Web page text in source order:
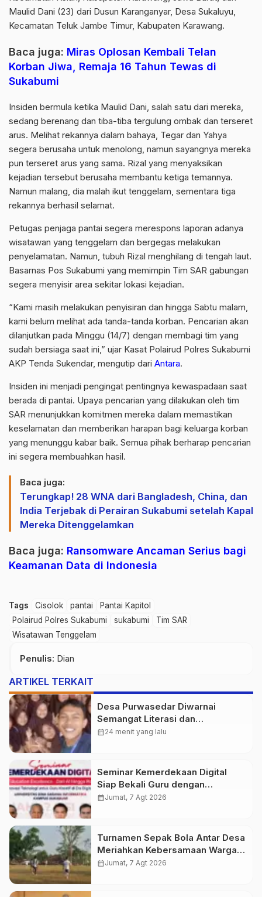
Maulid Dani (23) dari Dusun Karanganyar, Desa Sukaluyu,
Kecamatan Teluk Jambe Timur, Kabupaten Karawang.
Baca juga: Miras Oplosan Kembali Telan
Korban Jiwa, Remaja 16 Tahun Tewas di
Sukabumi
Insiden bermula ketika Maulid Dani, salah satu dari mereka,
sedang berenang dan tiba-tiba tergulung ombak dan terseret
arus. Melihat rekannya dalam bahaya, Tegar dan Yahya
segera berusaha untuk menolong, namun sayangnya mereka
pun terseret arus yang sama. Rizal yang menyaksikan
kejadian tersebut berusaha membantu ketiga temannya.
Namun malang, dia malah ikut tenggelam, sementara tiga
rekannya berhasil selamat.
Petugas penjaga pantai segera merespons laporan adanya
wisatawan yang tenggelam dan bergegas melakukan
penyelamatan. Namun, tubuh Rizal menghilang di tengah laut.
Basarnas Pos Sukabumi yang memimpin Tim SAR gabungan
segera menyisir area sekitar lokasi kejadian.
“Kami masih melakukan penyisiran dan hingga Sabtu malam,
kami belum melihat ada tanda-tanda korban. Pencarian akan
dilanjutkan pada Minggu (14/7) dengan membagi tim yang
sudah bersiaga saat ini,” ujar Kasat Polairud Polres Sukabumi
AKP Tenda Sukendar, mengutip dari Antara.
Insiden ini menjadi pengingat pentingnya kewaspadaan saat
berada di pantai. Upaya pencarian yang dilakukan oleh tim
SAR menunjukkan komitmen mereka dalam memastikan
keselamatan dan memberikan harapan bagi keluarga korban
yang menunggu kabar baik. Semua pihak berharap pencarian
ini segera membuahkan hasil.
Baca juga:
Terungkap! 28 WNA dari Bangladesh, China, dan
India Terjebak di Perairan Sukabumi setelah Kapal
Mereka Ditenggelamkan
Baca juga: Ransomware Ancaman Serius bagi
Keamanan Data di Indonesia
Tags Cisolok pantai
Pantai Kapitol
Polairud Polres Sukabumi
sukabumi
Tim SAR
Wisatawan Tenggelam
Penulis: Dian
ARTIKEL TERKAIT
Desa Purwasedar Diwarnai
Semangat Literasi dan
Nasionalisme
calendar_month24 menit yang lalu
Seminar Kemerdekaan Digital
Siap Bekali Guru dengan
Wawasan AI hingga Robotika di
calendar_monthJumat, 7 Agt 2026
Turnamen Sepak Bola Antar Desa
Meriahkan Kebersamaan Warga
Purwasedar
calendar_monthJumat, 7 Agt 2026